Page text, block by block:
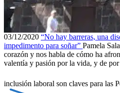
03/12/2020 “No hay barreras, una
impedimento para soñar” Pamela
corazón y nos habla de cómo ha
valentía y pasión por la vida, y de
inclusión laboral son claves para las